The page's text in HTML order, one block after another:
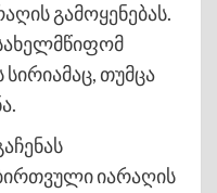
გამოყენებას.
თუმცა
იარაღის